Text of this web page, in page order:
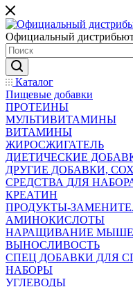
Официальный
Каталог
Пищевые добавки
ПРОТЕИНЫ
МУЛЬТИВИТАМИНЫ
ВИТАМИНЫ
ЖИРОСЖИГАТЕЛЬ
ДИЕТИЧЕСКИЕ
ДРУГИЕ ДОБАВКИ,
СРЕДСТВА ДЛЯ
КРЕАТИН
ПРОДУКТЫ-
АМИНОКИСЛОТЫ
НАРАЩИВАНИЕ
ВЫНОСЛИВОСТЬ
СПЕЦ ДОБАВКИ ДЛЯ
НАБОРЫ
УГЛЕВОДЫ